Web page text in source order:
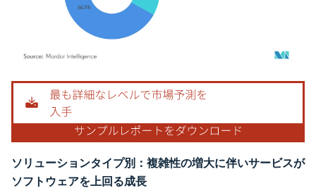
画像 © Mordor Intelligence。再利用にはCC BY 4.0の表示が必要です。
ソリューションタイプ別：複雑性の増大に伴いサービスが
ソフトウェアを上回る成長